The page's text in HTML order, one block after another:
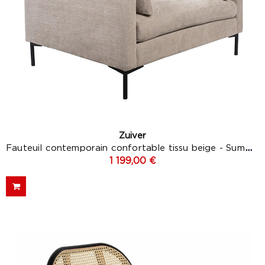
Zuiver
Fauteuil contemporain confortable tissu beige - Summer
1 199,00 €